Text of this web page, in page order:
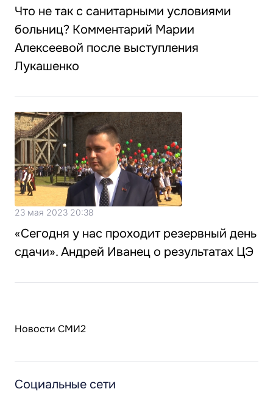
Что не так с санитарными условиями
больниц? Комментарий Марии
Алексеевой после выступления
Лукашенко
23 мая 2023 20:38
«Сегодня у нас проходит резервный день
сдачи». Андрей Иванец о результатах ЦЭ
Новости СМИ2
Социальные сети